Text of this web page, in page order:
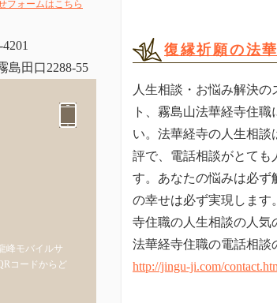
復縁祈願の法
人生相談・お悩み解決の
ト、霧島山法華経寺住職
い。法華経寺の人生相談
評で、電話相談がとても
す。あなたの悩みは必ず
の幸せは必ず実現します
寺住職の人生相談の人気
法華経寺住職の電話相談
http://jingu-ji.com/
フォームはこちら
島田口2288-55
峰モバイルサ
コードからど